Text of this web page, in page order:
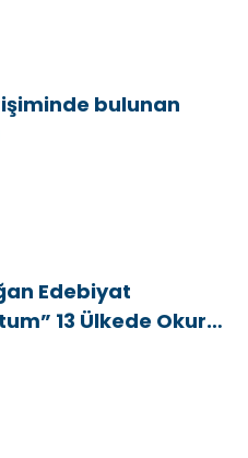
bulunan
Edebiyat
13 Ülkede Okurla